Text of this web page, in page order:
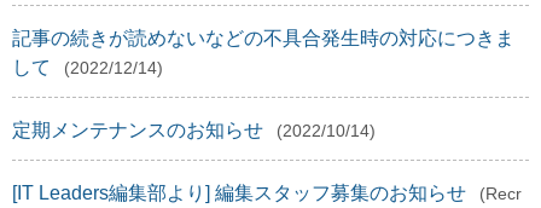
記事の続きが読めないなどの不具合発生時の対応につきま
して
(2022/12/14)
定期メンテナンスのお知らせ (2022/10/14)
[IT Leaders編集部より] 編集スタッフ募集のお知らせ
(Recr